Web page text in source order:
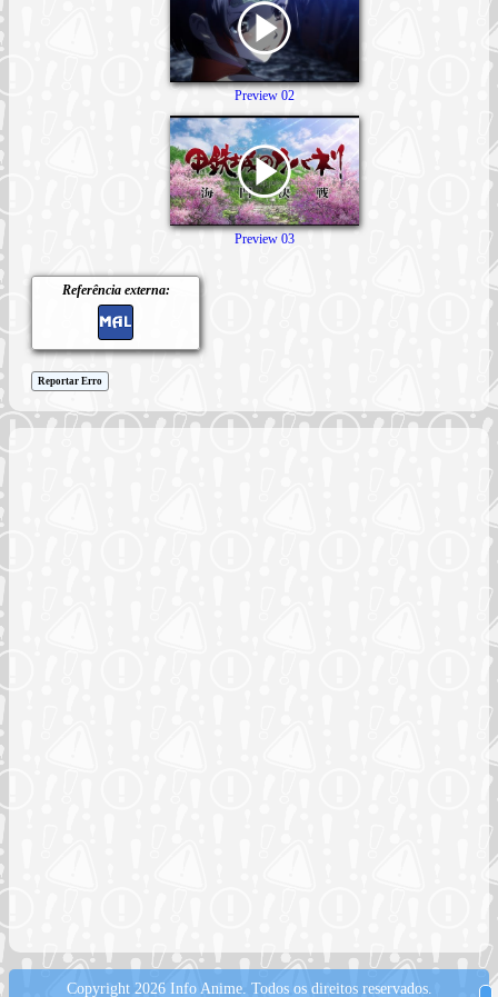
Referência externa:
Preview 02
Preview 03
Reportar Erro
Copyright 2026 Info Anime. Todos os direitos reservados.